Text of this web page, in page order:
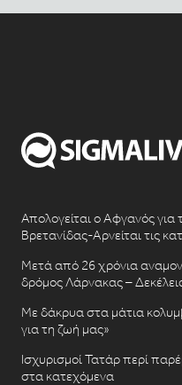
Απολογείται ο Αφγανός για
Βρετανίδας-Αρνείται τις
Μετά από 26 χρόνια
δρόμος Λάρνακας –
Με δάκρυα στα μάτια
για τη ζωή μας»
Ισχυρισμοί Τατάρ περί
στα κατεχόμενα